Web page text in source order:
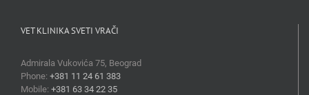
VET KLINIKA SVETI VRAČI
Admirala Vukovića 75, Beograd
Phone: +381 11 24 61 383
Mobile: +381 63 34 22 35